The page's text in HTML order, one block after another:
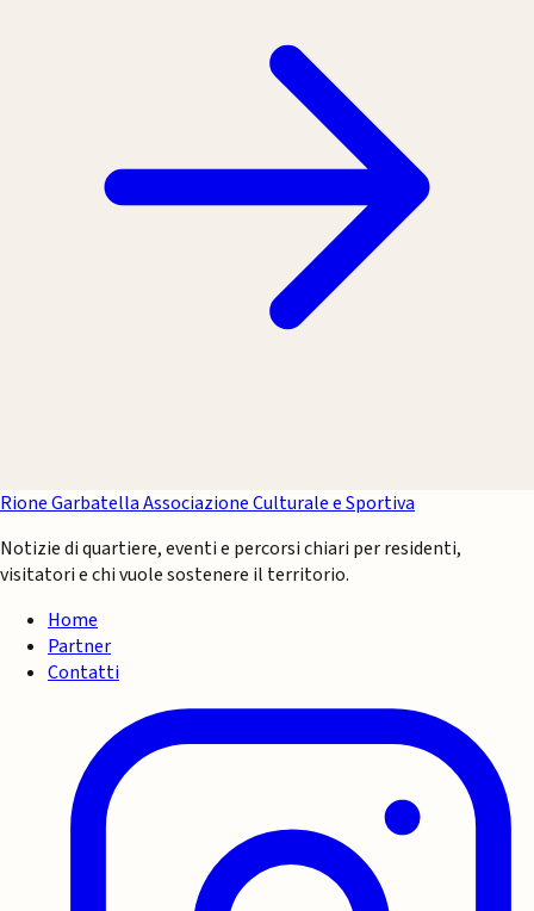
Rione GarbatellaAssociazione Culturale e Sportiva
Notizie di quartiere, eventi e percorsi chiari per residenti,
visitatori e chi vuole sostenere il territorio.
Home
Partner
Contatti